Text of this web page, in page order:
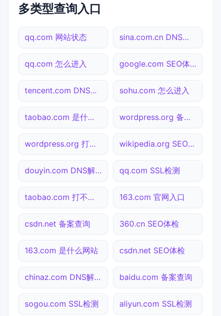
多类型查询入口
qq.com 网站状态 sina.com.cn DNS解析
qq.com 怎么进入 google.com SEO体检
tencent.com DNS解析 sohu.com 怎么进入
taobao.com 是什么网站 wordpress.org 备案查询
wordpress.org 打不开检测 wikipedia.org SEO体检
douyin.com DNS解析 qq.com SSL检测
taobao.com 打不开检测 163.com 官网入口
csdn.net 备案查询 360.cn SEO体检
163.com 是什么网站 csdn.net SEO体检
chinaz.com DNS解析 baidu.com 备案查询
sogou.com SSL检测 aliyun.com SSL检测